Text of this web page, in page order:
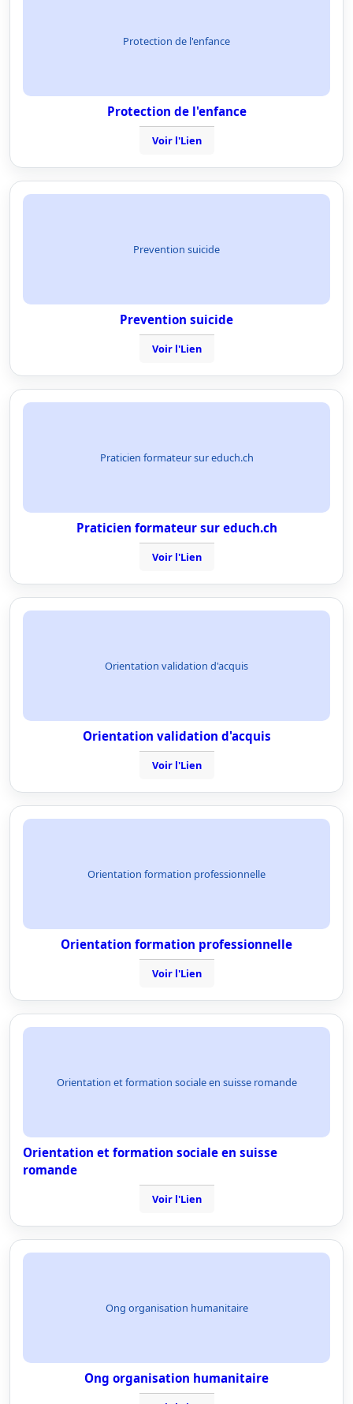
Protection de l'enfance
Protection de l'enfance
Voir l'Lien
Prevention suicide
Prevention suicide
Voir l'Lien
Praticien formateur sur educh.ch
Praticien formateur sur educh.ch
Voir l'Lien
Orientation validation d'acquis
Orientation validation d'acquis
Voir l'Lien
Orientation formation professionnelle
Orientation formation professionnelle
Voir l'Lien
Orientation et formation sociale en suisse romande
Orientation et formation sociale en suisse
romande
Voir l'Lien
Ong organisation humanitaire
Ong organisation humanitaire